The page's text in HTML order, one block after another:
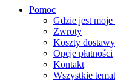
Pomoc
Gdzie jest
Zwroty
Koszty dostawy
Opcje płatności
Kontakt
Wszystkie